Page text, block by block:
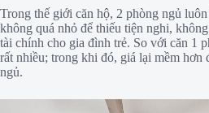
Trong thế giới căn hộ, 2 phòng ngủ
không quá nhỏ để thiếu tiện nghi,
tài chính cho gia đình trẻ. So với căn 1
rất nhiều; trong khi đó, giá lại mềm hơn
ngủ.